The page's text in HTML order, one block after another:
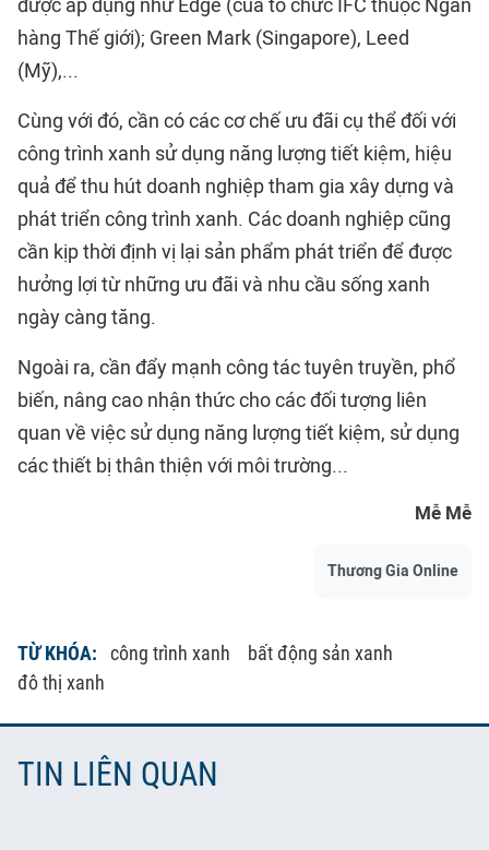
được áp dụng như Edge (của tổ chức IFC thuộc Ngân
hàng Thế giới); Green Mark (Singapore), Leed
(Mỹ),...
Cùng với đó, cần có các cơ chế ưu đãi cụ thể đối với
công trình xanh sử dụng năng lượng tiết kiệm, hiệu
quả để thu hút doanh nghiệp tham gia xây dựng và
phát triển công trình xanh. Các doanh nghiệp cũng
cần kịp thời định vị lại sản phẩm phát triển để được
hưởng lợi từ những ưu đãi và nhu cầu sống xanh
ngày càng tăng.
Ngoài ra, cần đẩy mạnh công tác tuyên truyền, phổ
biến, nâng cao nhận thức cho các đối tượng liên
quan về việc sử dụng năng lượng tiết kiệm, sử dụng
các thiết bị thân thiện với môi trường...
Mễ Mễ
Thương Gia Online
TỪ KHÓA: công trình xanh
bất động sản xanh
đô thị xanh
TIN LIÊN QUAN